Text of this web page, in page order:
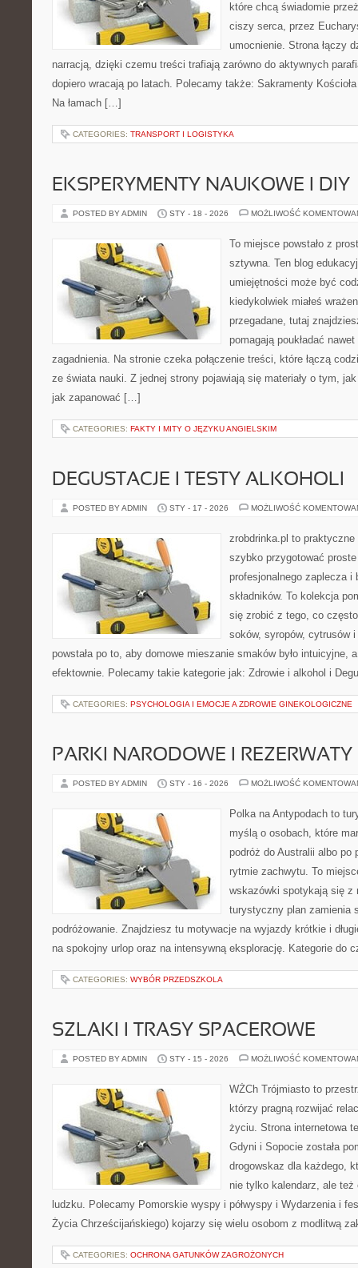
które chcą świadomie
ciszy serca, przez
umocnienie. Strona łączy
narracją, dzięki czemu treści trafiają zarówno do aktywnych
dopiero wracają po latach. Polecamy także: Sakramenty
Na łamach […]
CATEGORIES: TRANSPORT I LOGISTYKA
EKSPERYMENTY NAUKOWE I DIY
POSTED BY ADMIN STY - 18 - 2026 MOŻLIWOŚĆ
To miejsce powstało z
sztywna. Ten blog
umiejętności może być
kiedykolwiek miałeś
przegadane, tutaj
pomagają poukładać
zagadnienia. Na stronie czeka połączenie treści, które łączą
ze świata nauki. Z jednej strony pojawiają się materiały o tym,
jak zapanować […]
CATEGORIES: FAKTY I MITY O JĘZYKU ANGIELSKIM
DEGUSTACJE I TESTY ALKOHOLI
POSTED BY ADMIN STY - 17 - 2026 MOŻLIWOŚĆ
zrobdrinka.pl to
szybko przygotować
profesjonalnego zaplecza i
składników. To kolekcja
się zrobić z tego, co
soków, syropów, cytrusów
powstała po to, aby domowe mieszanie smaków było intuicyjne,
efektownie. Polecamy takie kategorie jak: Zdrowie i alkohol i
CATEGORIES: PSYCHOLOGIA I EMOCJE A ZDROWIE GINEKOLOGICZNE
PARKI NARODOWE I
POSTED BY ADMIN STY - 16 - 2026 MOŻLIWOŚĆ
Polka na Antypodach to
myślą o osobach, które
podróż do Australii albo po
rytmie zachwytu. To
wskazówki spotykają się z
turystyczny plan zamienia
podróżowanie. Znajdziesz tu motywacje na wyjazdy krótkie i
na spokojny urlop oraz na intensywną eksplorację. Kategorie do
CATEGORIES: WYBÓR PRZEDSZKOLA
SZLAKI I TRASY SPACEROWE
POSTED BY ADMIN STY - 15 - 2026 MOŻLIWOŚĆ
WŻCh Trójmiasto to
którzy pragną rozwijać
życiu. Strona internetowa
Gdyni i Sopocie została
drogowskaz dla każdego,
nie tylko kalendarz, ale
ludzku. Polecamy Pomorskie wyspy i półwyspy i Wydarzenia i
Życia Chrześcijańskiego) kojarzy się wielu osobom z modlitwą
CATEGORIES: OCHRONA GATUNKÓW ZAGROŻONYCH